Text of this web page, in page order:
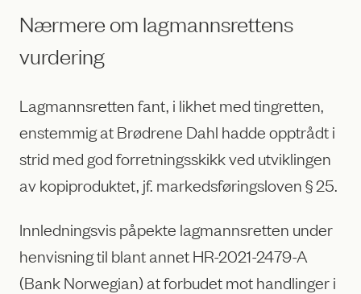
Nærmere om lagmannsrettens
vurdering
Lagmannsretten fant, i likhet med tingretten,
enstemmig at Brødrene Dahl hadde opptrådt i
strid med god forretningsskikk ved utviklingen
av kopiproduktet, jf. markedsføringsloven § 25.
Innledningsvis påpekte lagmannsretten under
henvisning til blant annet HR-2021-2479-A
(Bank Norwegian) at forbudet mot handlinger i